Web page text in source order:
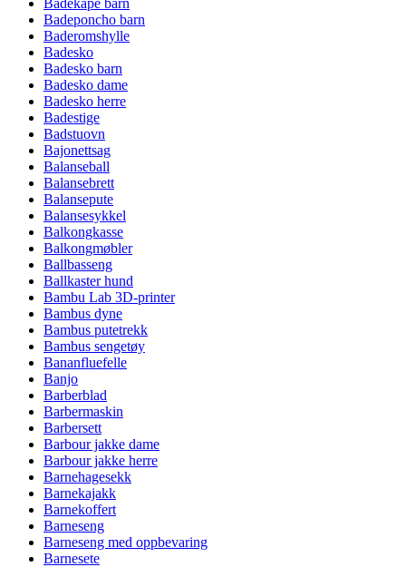
Badekåpe barn
Badeponcho barn
Baderomshylle
Badesko
Badesko barn
Badesko dame
Badesko herre
Badestige
Badstuovn
Bajonettsag
Balanseball
Balansebrett
Balansepute
Balansesykkel
Balkongkasse
Balkongmøbler
Ballbasseng
Ballkaster hund
Bambu Lab 3D-printer
Bambus dyne
Bambus putetrekk
Bambus sengetøy
Bananfluefelle
Banjo
Barberblad
Barbermaskin
Barbersett
Barbour jakke dame
Barbour jakke herre
Barnehagesekk
Barnekajakk
Barnekoffert
Barneseng
Barneseng med oppbevaring
Barnesete